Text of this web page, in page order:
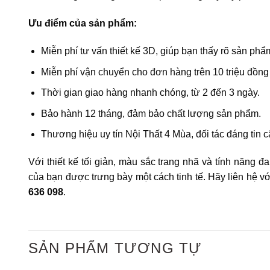
Ưu điểm của sản phẩm:
Miễn phí tư vấn thiết kế 3D, giúp bạn thấy rõ sản
Miễn phí vận chuyển cho đơn hàng trên 10 triệu
Thời gian giao hàng nhanh chóng, từ 2 đến 3 ngày.
Bảo hành 12 tháng, đảm bảo chất lượng sản phẩm.
Thương hiệu uy tín Nội Thất 4 Mùa, đối tác đáng tin
Với thiết kế tối giản, màu sắc trang nhã và tính năng
của bạn được trưng bày một cách tinh tế. Hãy liên hệ
636 098.
SẢN PHẨM TƯƠNG TỰ